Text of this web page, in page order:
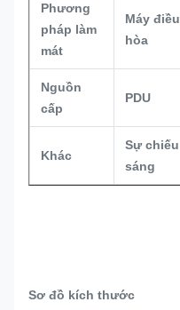
Phương
pháp làm
mát
Máy điều
hòa
Nguồn
cấp
PDU
Khác
Sự chiếu
sáng
Sơ đồ kích thước